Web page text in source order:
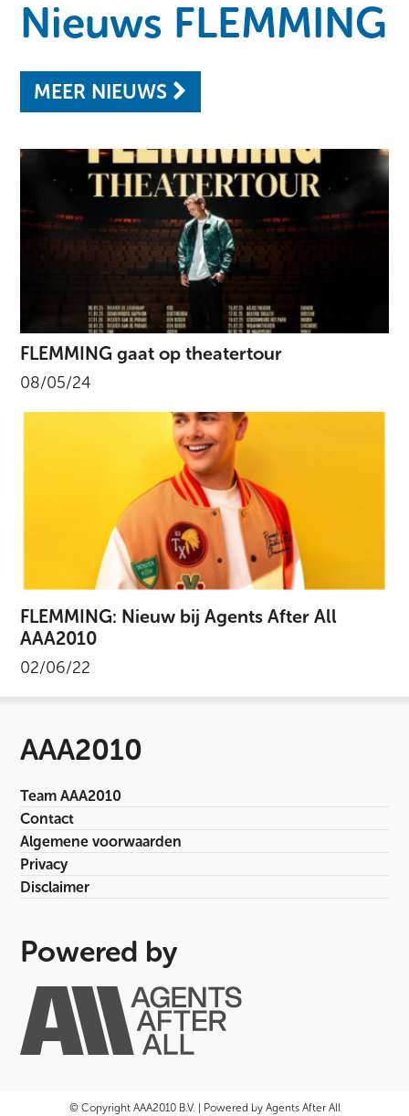
Nieuws FLEMMING
MEER NIEUWS
FLEMMING gaat op theatertour
08/05/24
FLEMMING: Nieuw bij Agents After All
AAA2010
02/06/22
AAA2010
Team AAA2010
Contact
Algemene voorwaarden
Privacy
Disclaimer
Powered by
© Copyright AAA2010 B.V. | Powered by Agents After All